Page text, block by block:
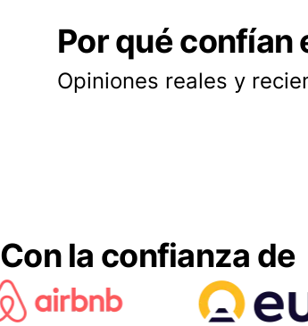
Por qué confían
Opiniones reales y
Con la confianza de